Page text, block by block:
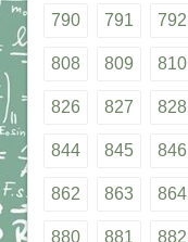
790 791 792
808 809 810
826 827 828
844 845 846
862 863 864
880 881 882